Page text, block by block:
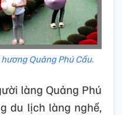
Quảng Phú Cầu.
làng Quảng Phú
du lịch làng nghề,